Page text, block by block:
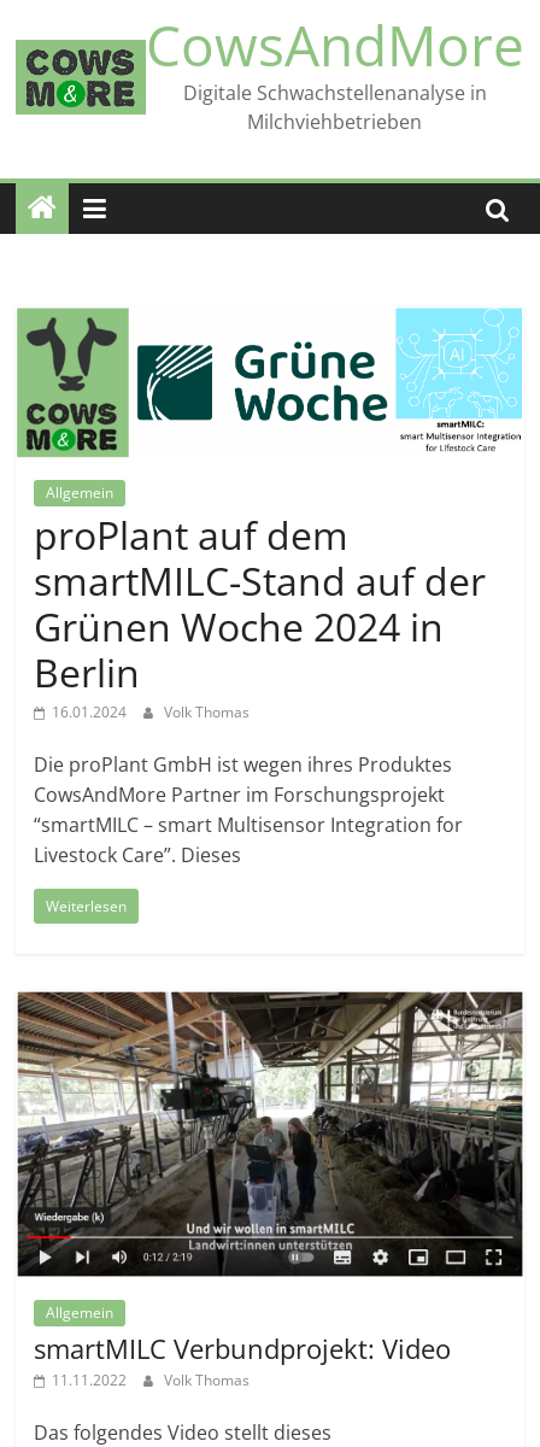
Inhalt
springen
CowsAndMore
Digitale Schwachstellenanalyse in
Milchviehbetrieben
Allgemein
proPlant auf dem
smartMILC-Stand auf der
Grünen Woche 2024 in
Berlin
16.01.2024 Volk Thomas
Die proPlant GmbH ist wegen ihres Produktes
CowsAndMore Partner im Forschungsprojekt
“smartMILC – smart Multisensor Integration for
Livestock Care”. Dieses
Weiterlesen
Allgemein
smartMILC Verbundprojekt: Video
11.11.2022 Volk Thomas
Das folgendes Video stellt dieses